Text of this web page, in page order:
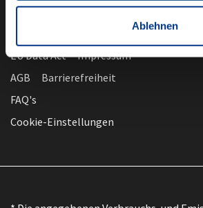
Ablehnen
EU Data Act
Impressum
AGB
Barrierefreiheit
FAQ's
Cookie-Einstellungen